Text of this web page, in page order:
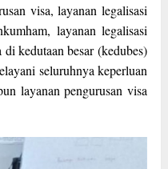
visa, layanan legalisasi
layanan legalisasi
kedutaan besar (kedubes)
seluruhnya keperluan
layanan pengurusan visa